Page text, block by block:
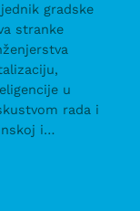
gradske
stranke
u
rada i
i…